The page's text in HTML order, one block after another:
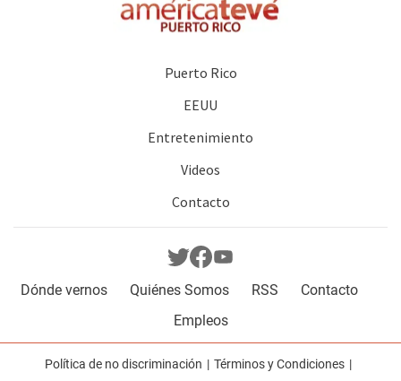
Puerto Rico
EEUU
Entretenimiento
Videos
Contacto
Dónde vernos Quiénes Somos RSS
Contacto
Empleos
Política de no discriminación Términos y Condiciones